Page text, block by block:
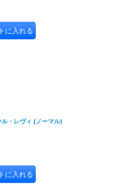
に入れる
・レヴィ (ノーマル)
に入れる